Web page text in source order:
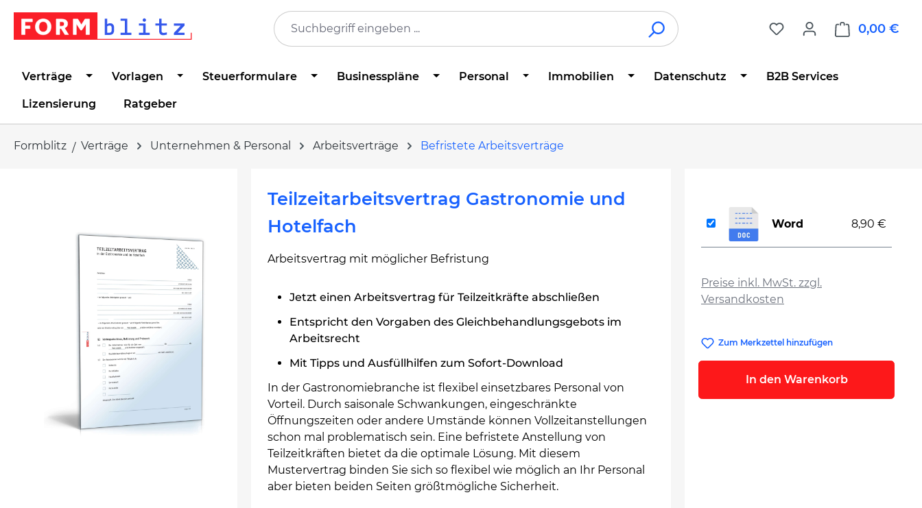
Zur Hauptnavigation springen
0,00 €
Verträge Vorlagen Steuerformulare Businesspläne Personal Immobilien Datenschutz B2B Services
Lizensierung Ratgeber
Formblitz Verträge Unternehmen & Personal Arbeitsverträge Befristete Arbeitsverträge
Teilzeitarbeitsvertrag Gastronomie und
Hotelfach
Arbeitsvertrag mit möglicher Befristung
Jetzt einen Arbeitsvertrag für Teilzeitkräfte abschließen
Entspricht den Vorgaben des Gleichbehandlungsgebots im
Arbeitsrecht
Mit Tipps und Ausfüllhilfen zum Sofort-Download
In der Gastronomiebranche ist flexibel einsetzbares Personal von
Vorteil. Durch saisonale Schwankungen, eingeschränkte
Öffnungszeiten oder andere Umstände können Vollzeitanstellungen
schon mal problematisch sein. Eine befristete Anstellung von
Teilzeitkräften bietet da die optimale Lösung. Mit diesem
Mustervertrag binden Sie sich so flexibel wie möglich an Ihr Personal
aber bieten beiden Seiten größtmögliche Sicherheit.
Preise inkl. MwSt. zzgl.
Versandkosten
Word 8,90 €
Zum Merkzettel hinzufügen
In den Warenkorb